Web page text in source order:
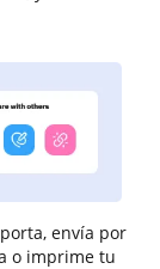
envía por
o imprime tu